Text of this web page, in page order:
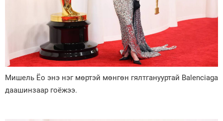
Мишель Ёо энэ нэг мөртэй мөнгөн гялтганууртай Balenciaga
даашинзаар гоёжээ.